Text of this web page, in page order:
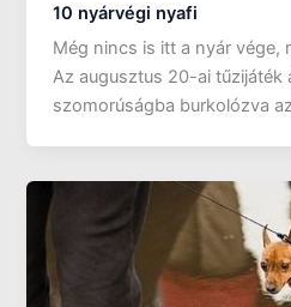
10 nyárvégi nyafi
Még nincs is itt a nyár vége,
Az augusztus 20-ai tűzijáték
szomorúságba burkolózva